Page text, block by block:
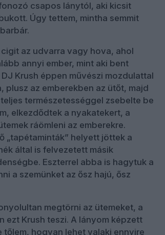
csapos lánytól, aki kicsit
Úgy tettem, mintha semmit
az udvarra vagy hova, ahol
annyi ember, mint aki bent
Krush éppen művészi mozdulattal
az emberekben az ütőt, majd
természetességgel zsebelte be
elkezdődtek a nyakatekert, a
ráömleni az emberekre.
„tapétaminták” helyett jöttek a
által is felvezetett másik
Eszterrel abba is hagytuk a
a szemünket az ősz hajú, ősz
megtörni az ütemeket, a
ezt Krush teszi. A lányom képzett
hogyan lehet valaki ennyire